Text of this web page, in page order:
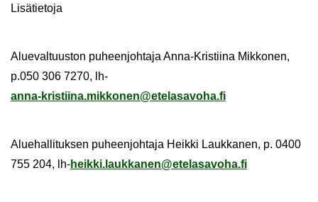
Li­sä­tie­to­ja
Alue­val­tuus­ton pu­heen­joh­ta­ja Anna-​Kristiina Mik­ko­nen,
p.050 306 7270, lh-
anna-​kristiina.mik­ko­nen@ete­la­sa­vo­ha.fi
Alue­hal­li­tuk­sen pu­heen­joh­ta­ja Heik­ki Lauk­ka­nen, p. 0400
755 204, lh-heik­ki.lauk­ka­nen@ete­la­sa­vo­ha.fi